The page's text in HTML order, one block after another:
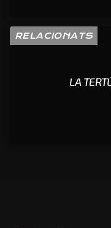
RELACIONATS
LA